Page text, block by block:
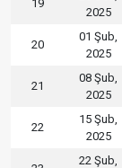
19
2025
20
01 Şub,
2025
21
08 Şub,
2025
22
15 Şub,
2025
22 Şub,